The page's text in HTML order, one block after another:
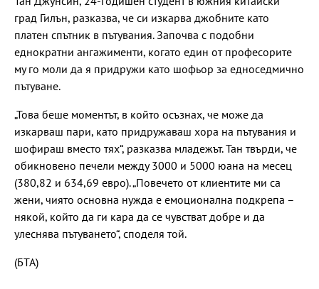
град Гилън, разказва, че си изкарва джобните като
платен спътник в пътувания. Започва с подобни
еднократни ангажименти, когато един от професорите
му го моли да я придружи като шофьор за едноседмично
пътуване.
„Това беше моментът, в който осъзнах, че може да
изкарваш пари, като придружаваш хора на пътувания и
шофираш вместо тях“, разказва младежът. Тан твърди, че
обикновено печели между 3000 и 5000 юана на месец
(380,82 и 634,69 евро). „Повечето от клиентите ми са
жени, чиято основна нужда е емоционална подкрепа –
някой, който да ги кара да се чувстват добре и да
улеснява пътуването“, споделя той.
(БТА)